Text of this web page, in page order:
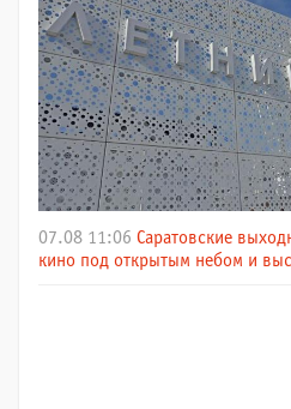
07.08 11:06 Саратовские
кино под открытым небом и